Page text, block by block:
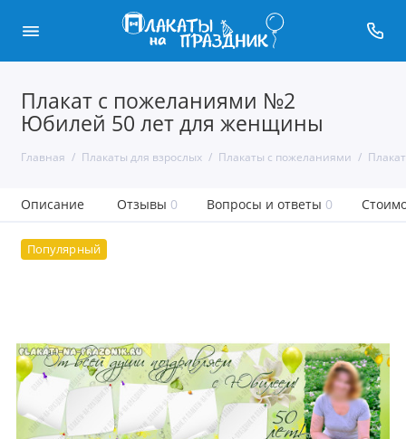
Плакат с пожеланиями №2
Юбилей 50 лет для женщины
Главная Плакаты для взрослых Плакаты с пожеланиями
Описание Отзывы 0 Вопросы и ответы 0
Популярный